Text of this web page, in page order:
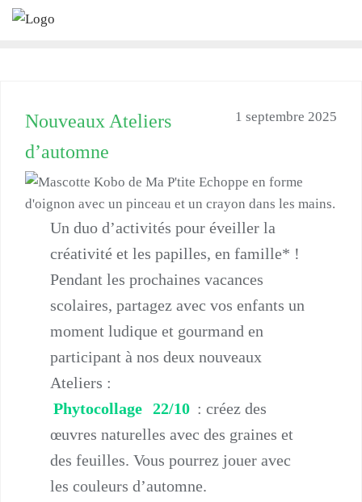
Skip
1 septembre 2025
Nouveaux Ateliers
d’automne
Un duo d’activités pour éveiller la
créativité et les papilles, en famille* !
Pendant les prochaines vacances
scolaires, partagez avec vos enfants un
moment ludique et gourmand en
participant à nos deux nouveaux
Ateliers :
Phytocollage 22/10 : créez des
œuvres naturelles avec des graines et
des feuilles. Vous pourrez jouer avec
les couleurs d’automne.